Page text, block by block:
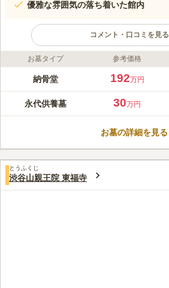
優雅な雰囲気の落ち着いた館内
コメント・口コミを見る
ライフドット編集部のコメント
コンシェルジュによる万全のサポー
リアの数々が飾られ、語らいや読書
ウンジスペースがあります。和洋2種
われています。了聞の隣には、ミシ
この霊園はまだ誰からも評価されていません。
お墓タイプ 参考価格
納骨堂 192万円
永代供養墓 30万円
お墓の詳細を見る
とうふくじ
渋谷山親王院 東福寺